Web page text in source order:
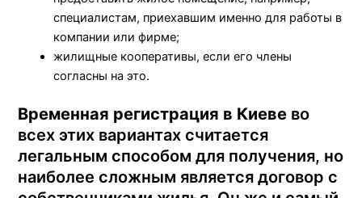
специалистам, приехавшим именно для работы в
компании или фирме;
жилищные кооперативы, если его члены
согласны на это.
Временная регистрация в Киеве во
всех этих вариантах считается
легальным способом для получения, но
наиболее сложным является договор с